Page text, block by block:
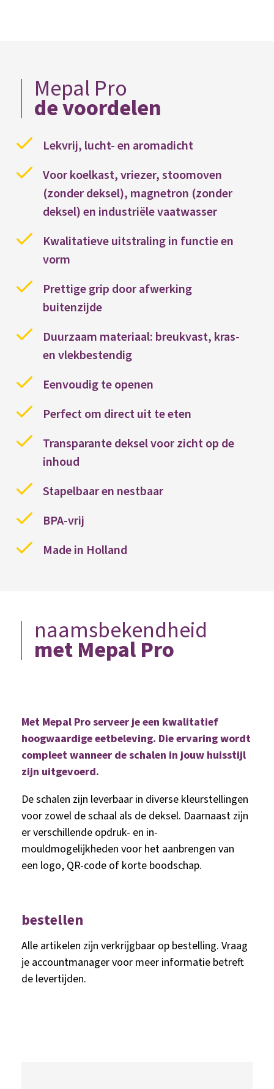
Mepal Pro
de voordelen
Lekvrij, lucht- en aromadicht
Voor koelkast, vriezer, stoomoven
(zonder deksel), magnetron (zonder
deksel) en industriële vaatwasser
Kwalitatieve uitstraling in functie en
vorm
Prettige grip door afwerking
buitenzijde
Duurzaam materiaal: breukvast, kras-
en vlekbestendig
Eenvoudig te openen
Perfect om direct uit te eten
Transparante deksel voor zicht op de
inhoud
Stapelbaar en nestbaar
BPA-vrij
Made in Holland
naamsbekendheid
met Mepal Pro
Met Mepal Pro serveer je een kwalitatief
hoogwaardige eetbeleving. Die ervaring wordt
compleet wanneer de schalen in jouw huisstijl
zijn uitgevoerd.
De schalen zijn leverbaar in diverse kleurstellingen
voor zowel de schaal als de deksel. Daarnaast zijn
er verschillende opdruk- en in-
mouldmogelijkheden voor het aanbrengen van
een logo, QR-code of korte boodschap.
bestellen
Alle artikelen zijn verkrijgbaar op bestelling. Vraag
je accountmanager voor meer informatie betreft
de levertijden.